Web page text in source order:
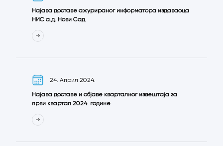
Најава доставе ажурираног информатора издаваоца
НИС а.д. Нови Сад
24. Април 2024.
Најава доставе и објаве кварталног извештаја за
први квартал 2024. године